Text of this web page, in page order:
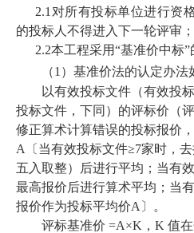
2.1 对所有投标单位进行资
的投标人不得进入下一轮评审；
2.2本工程采用“基准价中标”
（1 ） 基准价法的认定办法
以有效投标文件（有效投
投标文件，下同）的评标价（
修正算术计算错误的投标报价
A〔当有效投标文件≥7家时，
五入取整）后进行平均；当有
最高报价后进行算术平均；当
报价作为投标平均价A〕。
评标基准价 =A×K，K 值